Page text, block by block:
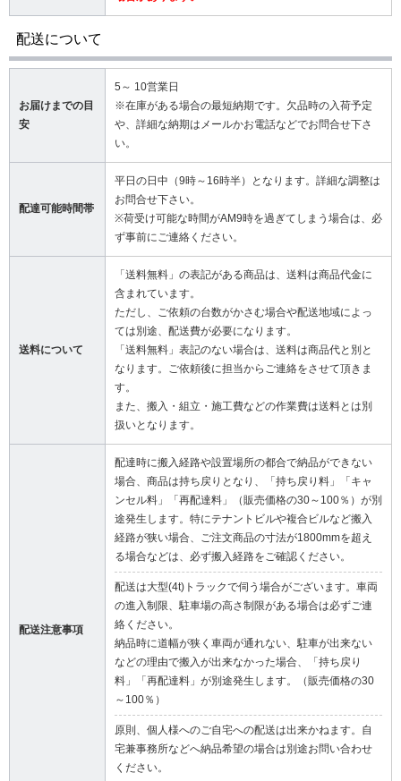
配送について
お届けまでの目
安
5～ 10営業日
※在庫がある場合の最短納期です。欠品時の入荷予定
や、詳細な納期はメールかお電話などでお問合せ下さ
い。
配達可能時間帯
平日の日中（9時～16時半）となります。詳細な調整は
お問合せ下さい。
※荷受け可能な時間がAM9時を過ぎてしまう場合は、必
ず事前にご連絡ください。
送料について
「送料無料」の表記がある商品は、送料は商品代金に
含まれています。
ただし、ご依頼の台数がかさむ場合や配送地域によっ
ては別途、配送費が必要になります。
「送料無料」表記のない場合は、送料は商品代と別と
なります。ご依頼後に担当からご連絡をさせて頂きま
す。
また、搬入・組立・施工費などの作業費は送料とは別
扱いとなります。
配送注意事項
配達時に搬入経路や設置場所の都合で納品ができない
場合、商品は持ち戻りとなり、「持ち戻り料」「キャ
ンセル料」「再配達料」（販売価格の30～100％）が別
途発生します。特にテナントビルや複合ビルなど搬入
経路が狭い場合、ご注文商品の寸法が1800mmを超え
る場合などは、必ず搬入経路をご確認ください。
配送は大型(4t)トラックで伺う場合がございます。車両
の進入制限、駐車場の高さ制限がある場合は必ずご連
絡ください。
納品時に道幅が狭く車両が通れない、駐車が出来ない
などの理由で搬入が出来なかった場合、「持ち戻り
料」「再配達料」が別途発生します。（販売価格の30
～100％）
原則、個人様へのご自宅への配送は出来かねます。自
宅兼事務所などへ納品希望の場合は別途お問い合わせ
ください。